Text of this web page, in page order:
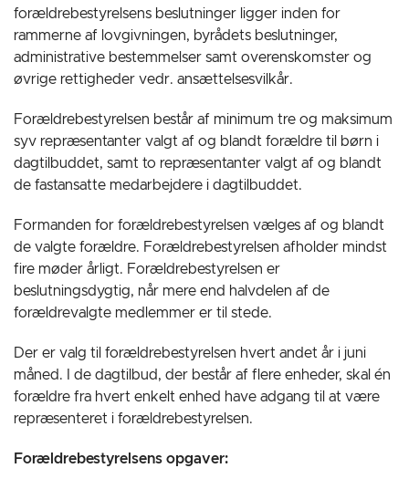
forældrebestyrelsens beslutninger ligger inden for
rammerne af lovgivningen, byrådets beslutninger,
administrative bestemmelser samt overenskomster og
øvrige rettigheder vedr. ansættelsesvilkår.
Forældrebestyrelsen består af minimum tre og maksimum
syv repræsentanter valgt af og blandt forældre til børn i
dagtilbuddet, samt to repræsentanter valgt af og blandt
de fastansatte medarbejdere i dagtilbuddet.
Formanden for forældrebestyrelsen vælges af og blandt
de valgte forældre. Forældrebestyrelsen afholder mindst
fire møder årligt. Forældrebestyrelsen er
beslutningsdygtig, når mere end halvdelen af de
forældrevalgte medlemmer er til stede.
Der er valg til forældrebestyrelsen hvert andet år i juni
måned. I de dagtilbud, der består af flere enheder, skal én
forældre fra hvert enkelt enhed have adgang til at være
repræsenteret i forældrebestyrelsen.
Forældrebestyrelsens opgaver: